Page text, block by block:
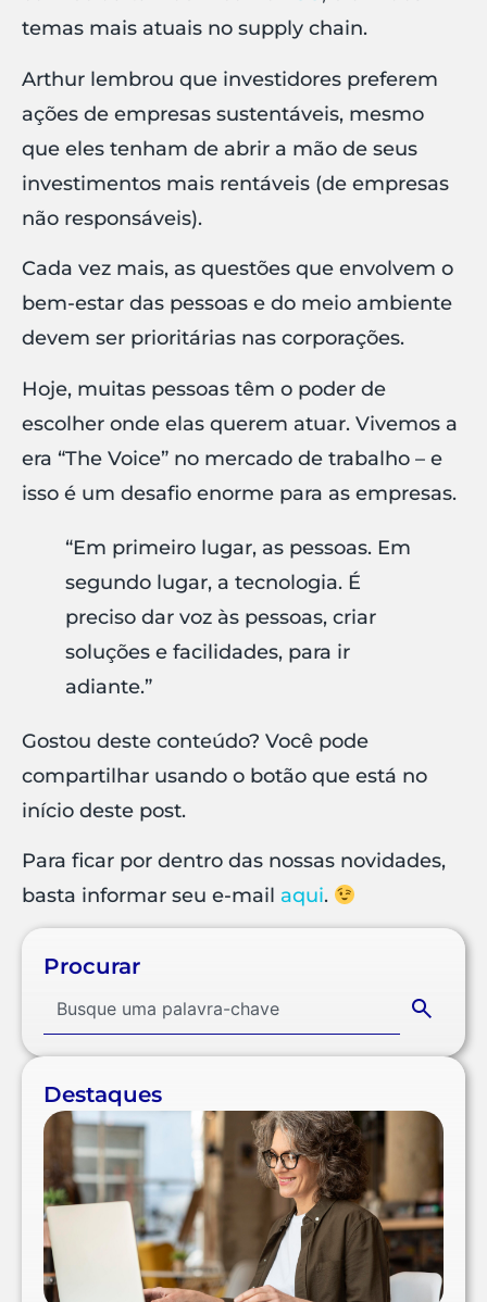
temas mais atuais no supply chain.
Arthur lembrou que investidores preferem
ações de empresas sustentáveis, mesmo
que eles tenham de abrir a mão de seus
investimentos mais rentáveis (de empresas
não responsáveis).
Cada vez mais, as questões que envolvem o
bem-estar das pessoas e do meio ambiente
devem ser prioritárias nas corporações.
Hoje, muitas pessoas têm o poder de
escolher onde elas querem atuar. Vivemos a
era “The Voice” no mercado de trabalho – e
isso é um desafio enorme para as empresas.
“Em primeiro lugar, as pessoas. Em
segundo lugar, a tecnologia. É
preciso dar voz às pessoas, criar
soluções e facilidades, para ir
adiante.”
Gostou deste conteúdo? Você pode
compartilhar usando o botão que está no
início deste post.
Para ficar por dentro das nossas novidades,
basta informar seu e-mail aqui.
Procurar
Destaques